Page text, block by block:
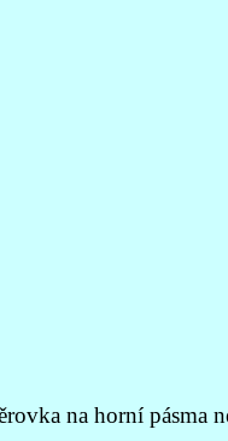
na horní pásma